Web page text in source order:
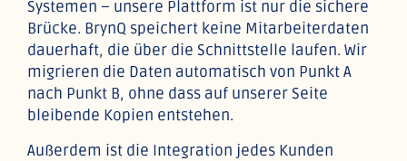
Systemen – unsere Plattform ist nur die sichere
Brücke. BrynQ speichert keine Mitarbeiterdaten
dauerhaft, die über die Schnittstelle laufen. Wir
migrieren die Daten automatisch von Punkt A
nach Punkt B, ohne dass auf unserer Seite
bleibende Kopien entstehen.
Außerdem ist die Integration jedes Kunden